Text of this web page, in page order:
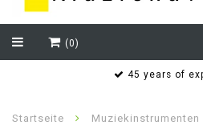
(0)
Bereikbaar ook buiten de
Startseite Muziekinstrumenten